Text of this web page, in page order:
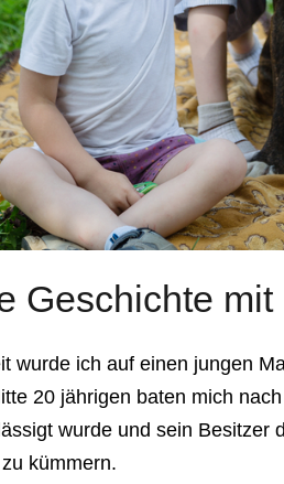
Geschichte
wurde ich auf einen jungen
20 jährigen baten mich
wurde und sein Besitzer
kümmern.